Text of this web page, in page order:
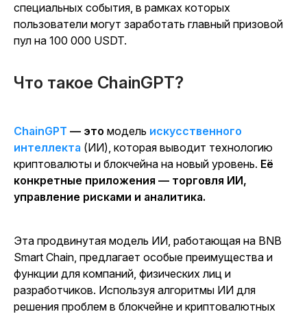
специальных события, в рамках которых
пользователи могут заработать главный призовой
пул на 100 000 USDT.
Что такое ChainGPT?
ChainGPT — это модель искусственного
интеллекта (ИИ), которая выводит технологию
криптовалюты и блокчейна на новый уровень. Её
конкретные приложения — торговля ИИ,
управление рисками и аналитика.
Эта продвинутая модель ИИ, работающая на BNB
Smart Chain, предлагает особые преимущества и
функции для компаний, физических лиц и
разработчиков. Используя алгоритмы ИИ для
решения проблем в блокчейне и криптовалютных